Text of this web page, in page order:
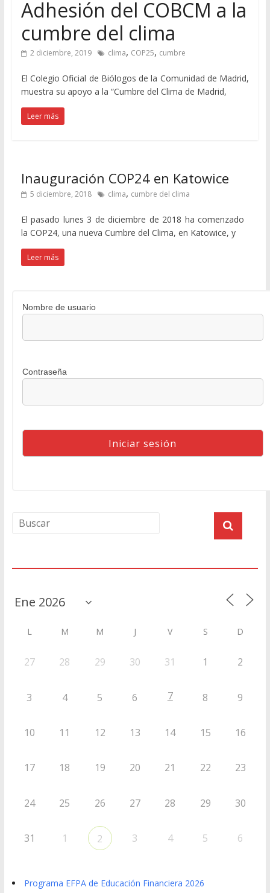
Adhesión del COBCM a la
cumbre del clima
2 diciembre, 2019 clima, COP25, cumbre
El Colegio Oficial de Biólogos de la Comunidad de Madrid,
muestra su apoyo a la “Cumbre del Clima de Madrid,
Leer más
Inauguración COP24 en Katowice
5 diciembre, 2018 clima, cumbre del clima
El pasado lunes 3 de diciembre de 2018 ha comenzado
la COP24, una nueva Cumbre del Clima, en Katowice, y
Leer más
Nombre de usuario
Contraseña
L M M J V S D
27 28 29 30 31 1 2
3 4 5 6 7 8 9
10 11 12 13 14 15 16
17 18 19 20 21 22 23
24 25 26 27 28 29 30
31 1 2 3 4 5 6
Programa EFPA de Educación Financiera 2026